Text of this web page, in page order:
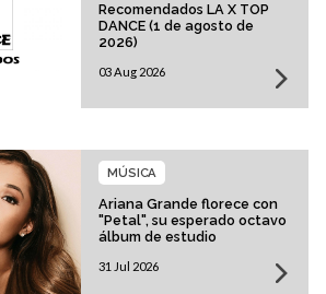
Recomendados LA X TOP
DANCE (1 de agosto de
2026)
03 Aug 2026
Ariana Grande florece con
"Petal", su esperado octavo
álbum de estudio
MÚSICA
31 Jul 2026